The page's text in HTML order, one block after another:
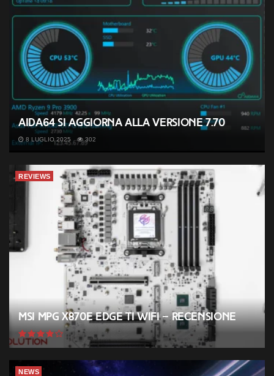
AIDA64 si aggiorna alla versione 7.70
8 LUGLIO 2025 302
REVIEWS
MSI MPG X870E EDGE TI WIFI – Recensione
NEWS